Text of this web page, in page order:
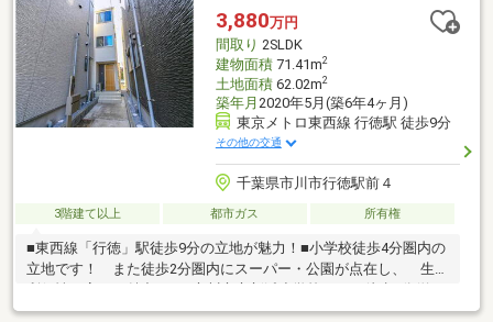
がある為1階、3階でも来訪者対応可能▼周辺環境・まいばすけっ
と西船橋駅北店 徒歩5分(約340m)3,880万円
間取り 2SLDK
建物面積71.41m2
土地面積62.02m2
築年月 2020年5月(築6年4ヶ月)
東京メトロ東西線 行徳駅 徒歩9分
その他の交通
千葉県市川市行徳駅前４
3階建て以上 都市ガス 所有権
■東西線「行徳」駅徒歩9分の立地が魅力！■小学校徒歩4分圏内の
立地です！ また徒歩2分圏内にスーパー・公園が点在し、 生活
264m)●市川市立第七中学校・・・徒歩14分(約1101m)●東根公